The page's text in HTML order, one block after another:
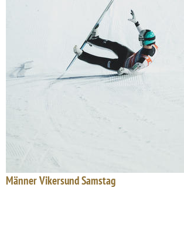
Männer Vikersund Samstag